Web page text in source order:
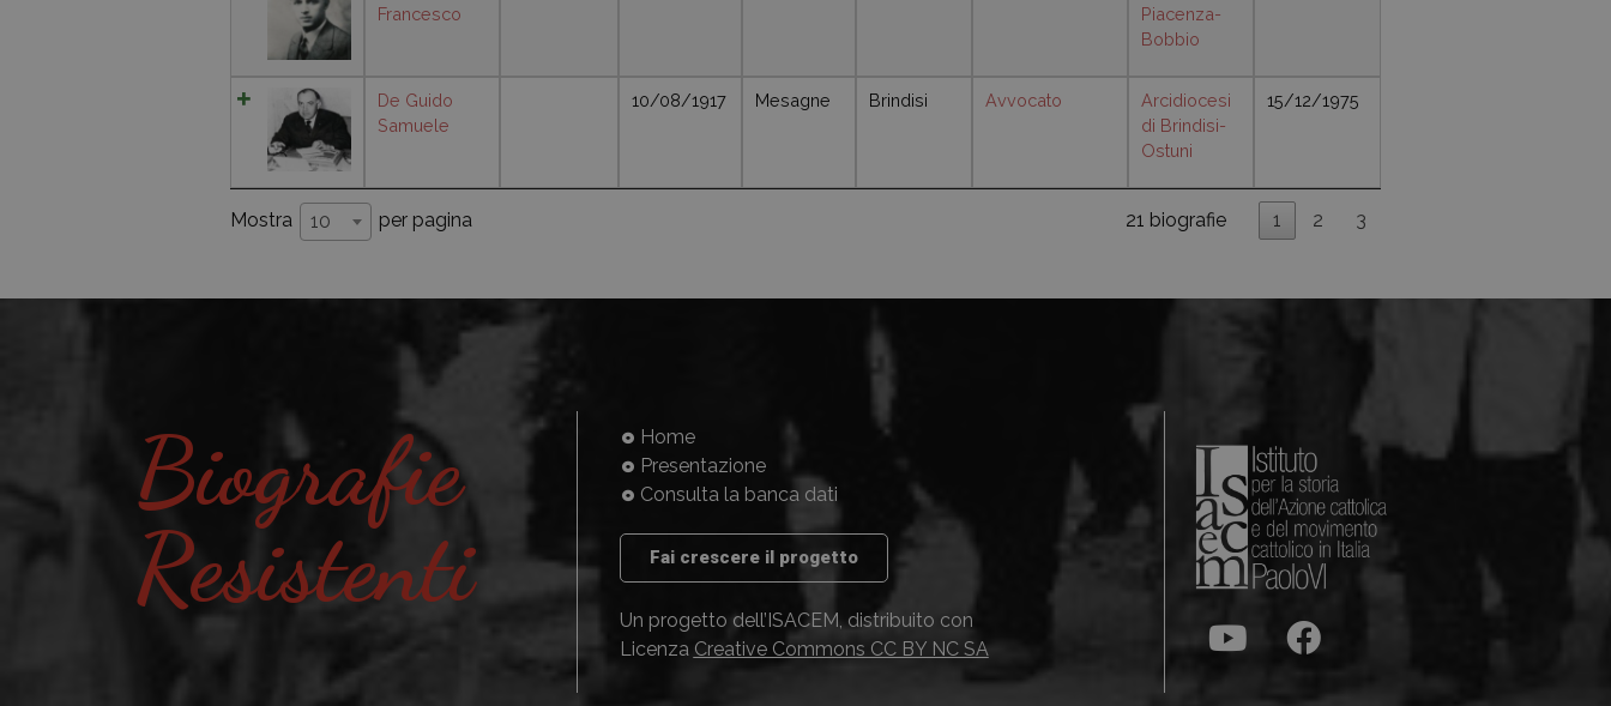
Francesco
Piacenza-
Bobbio
De Guido
Samuele
10/08/1917 Mesagne Brindisi Avvocato
Arcidiocesi
di Brindisi-
Ostuni
15/12/1975
Mostra 10 per pagina 21 biografie 1 2 3
Biografie
Resistenti
Home
Presentazione
Consulta la banca dati
Fai crescere il progetto
Un progetto dell’ISACEM, distribuito con
Licenza Creative Commons CC BY NC SA